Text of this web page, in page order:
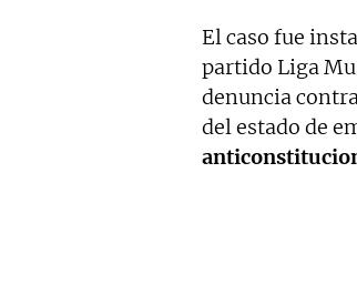
El caso fue
partido Liga
denuncia
del estado de